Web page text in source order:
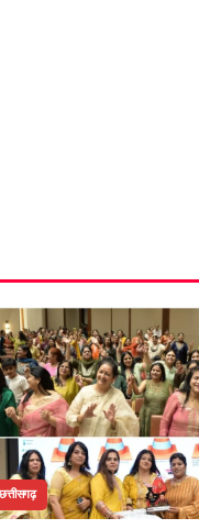
छत्तीसगढ़